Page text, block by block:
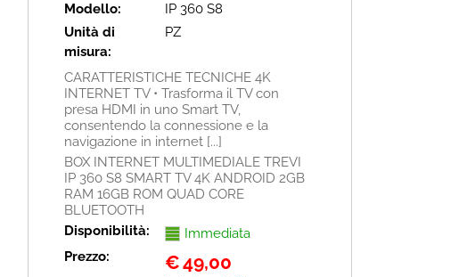
Modello:
IP 360 S8
Unità di
misura:
PZ
CARATTERISTICHE TECNICHE 4K
INTERNET TV • Trasforma il TV con
presa HDMI in uno Smart TV,
consentendo la connessione e la
navigazione in internet [...]
BOX INTERNET MULTIMEDIALE TREVI
IP 360 S8 SMART TV 4K ANDROID 2GB
RAM 16GB ROM QUAD CORE
BLUETOOTH
Disponibilità:
Immediata
Prezzo:
€49,00